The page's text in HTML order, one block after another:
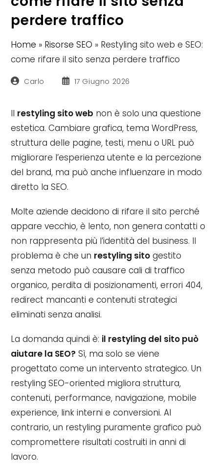
perdere traffico
Home » Risorse SEO » Restyling sito web e SEO:
come rifare il sito senza perdere traffico
Autore
Carlo
Articolo
17 Giugno 2026
Il restyling sito web non è solo una questione
estetica. Cambiare grafica, tema WordPress,
struttura delle pagine, testi, menu o URL può
migliorare l’esperienza utente e la percezione
del brand, ma può anche influenzare in modo
diretto la SEO.
Molte aziende decidono di rifare il sito perché
appare vecchio, è lento, non genera contatti o
non rappresenta più l’identità del business. Il
problema è che un restyling sito gestito
senza metodo può causare cali di traffico
organico, perdita di posizionamenti, errori 404,
redirect mancanti e contenuti strategici
eliminati senza analisi.
La domanda quindi è: il restyling del sito può
aiutare la SEO? Sì, ma solo se viene
progettato come un intervento strategico. Un
restyling SEO-oriented migliora struttura,
contenuti, performance, navigazione, mobile
experience, link interni e conversioni. Al
contrario, un restyling puramente grafico può
compromettere risultati costruiti in anni di
lavoro.